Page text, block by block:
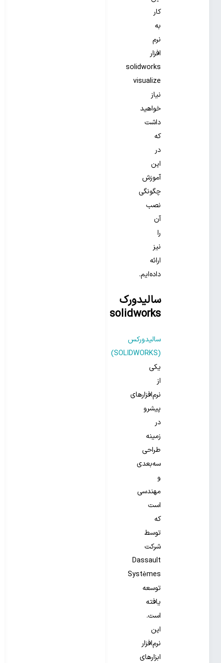
کار
به
نرم
افزار
solidworks
visualize
نیاز
خواهید
داشت
که
در
این
آموزش
چگونگی
نصب
آن
را
نیز
ارائه
داده‌ایم.
سالیدورک
solidworks
سالیدورکس
(SOLIDWORKS)
یکی
از
نرم‌افزارهای
پیشرو
در
زمینه
طراحی
سه‌بعدی
و
مهندسی
است
که
توسط
شرکت
Dassault
Systèmes
توسعه
یافته
است.
این
نرم‌افزار
ابزارهای